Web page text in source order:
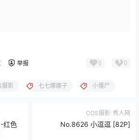
举报 0 0
摄影 七七娜娜子 小僵尸
红色
COS摄影 秀人网
No.8626 小逗逗 [82P]